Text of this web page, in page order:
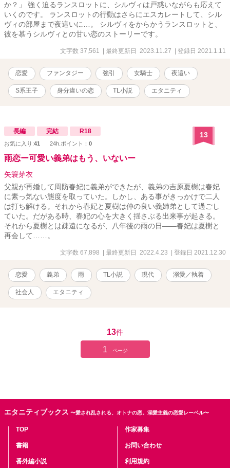
か？」 強く迫るランスロットに、シルヴィは戸惑いながらも応えて
いくのです。 ランスロットの行動はさらにエスカレートして、シル
ヴィの部屋まで夜這いに…。 シルヴィをからかうランスロットと、
彼を慕うシルヴィとの甘い恋のストーリーです。
文字数 37,561 | 最終更新日 2023.11.27 | 登録日 2021.1.11
恋愛 ファンタジー 強引 女騎士 夜這い
S系王子 身分違いの恋 TL小説 エタニティ
長編 完結 R18
お気に入り:41 24h.ポイント： 0
13
雨恋ー可愛い義弟はもう、いないー
矢簑芽衣
父親が再婚して周防春妃に義弟ができたが、義弟の吉原夏樹は春妃
に素っ気ない態度を取っていた。しかし、ある事がきっかけで二人
は打ち解ける。それから春妃と夏樹は仲の良い義姉弟として過ごし
ていた。だがある時、春妃の心を大きく揺さぶる出来事が起きる。
それから夏樹とは疎遠になるが、八年後の雨の日――春妃は夏樹と
再会して……。
文字数 67,898 | 最終更新日 2022.4.23 | 登録日 2021.12.30
恋愛 義弟 雨 TL小説 現代 溺愛／執着
社会人 エタニティ
13件
1 ページ
エタニティブックス 〜愛され乱される、オトナの恋。溺愛主義の恋愛レーベル〜
TOP
書籍
番外編小説
作家募集
お問い合わせ
利用規約